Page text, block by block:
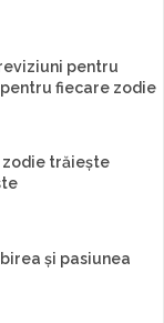
pentru
fiecare zodie
zodie trăiește
și pasiunea